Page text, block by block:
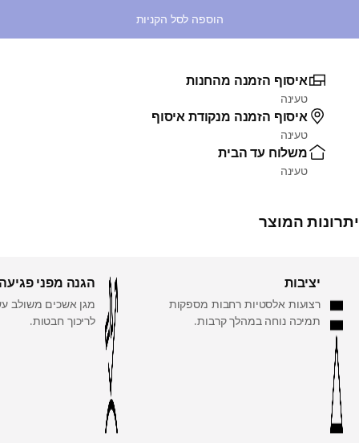
הוספה לסל הקניות
איסוף הזמנה מהחנות
טעינה
איסוף הזמנה מנקודת איסוף
טעינה
משלוח עד הבית
טעינה
יתרונות המוצר
יציבות
רצועות אלסטיות רחבות מספקות
תמיכה נוחה במהלך קרבות.
הגנה מפני
מגן אשכים משולב
לריכוך חבטות.